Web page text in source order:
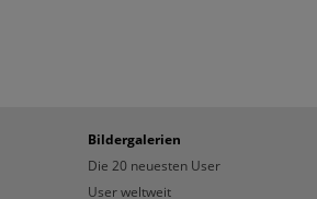
Bildergalerien
Die 20 neuesten User
User weltweit